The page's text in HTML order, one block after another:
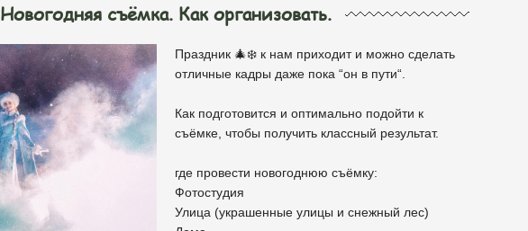
Новогодняя съёмка. Как организовать.
Праздник 🎄❄️ к нам приходит и можно сделать
отличные кадры даже пока “он в пути“.
Как подготовится и оптимально подойти к
съёмке, чтобы получить классный результат.
где провести новогоднюю съёмку:
Фотостудия
Улица (украшенные улицы и снежный лес)